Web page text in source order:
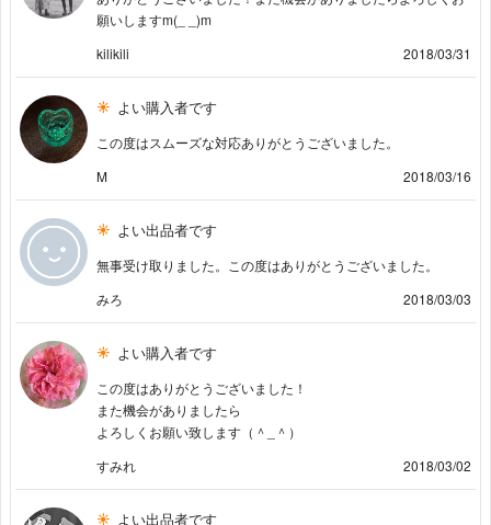
願いしますm(_ _)m
kilikili
2018/03/31
よい購入者です
この度はスムーズな対応ありがとうございました。
M
2018/03/16
よい出品者です
無事受け取りました。この度はありがとうございました。
みろ
2018/03/03
よい購入者です
この度はありがとうございました！
また機会がありましたら
よろしくお願い致します（＾_＾）
すみれ
2018/03/02
よい出品者です